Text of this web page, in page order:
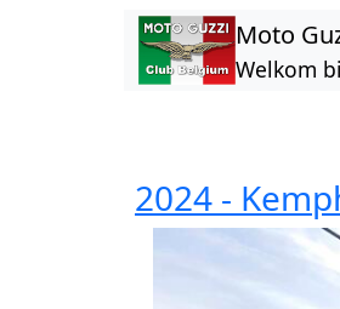
Overslaan en naar de inhoud gaan
Moto
Welkom
2024 -